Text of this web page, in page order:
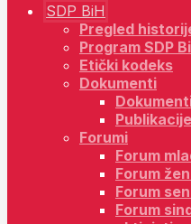
SDP BiH
Pregled
Program SDP
Etički kodeks
Dokumenti
Publikacije
Forumi
Forum
Forum
Forum
Forum